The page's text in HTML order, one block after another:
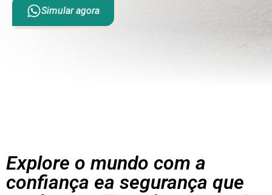
Simular agora
Explore o mundo com a
confiança ea segurança que